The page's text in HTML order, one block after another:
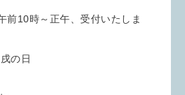
前10時～正午、受付いたしま
の日